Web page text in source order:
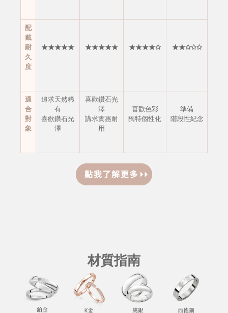
配
戴
耐
久
度
★★★★★ ★★★★★ ★★★★✩ ★★✩✩✩
適
合
對
象
追求天然稀
有
喜歡鑽石光
澤
喜歡鑽石光
澤
講求實惠耐
用
喜歡色彩
獨特個性化
準備
階段性紀念
材質指南